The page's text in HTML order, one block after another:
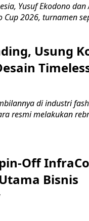
Yusuf Ekodono
2026, turnamen
Usung
di industri
resmi melakukan
Off
Bisnis